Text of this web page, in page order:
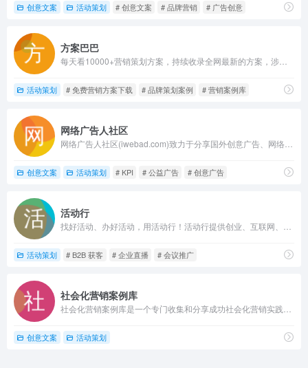
创意文案 活动策划 # 创意文案 # 品牌营销 # 广告创意
方案巴巴
活动策划 # 免费营销方案下载 # 品牌策划案例 # 营销案例库
网络广告人社区
创意文案 活动策划 # KPI # 公益广告 # 创意广告
活动行
活动策划 # B2B 获客 # 企业直播 # 会议推广
社会化营销案例库
创意文案 活动策划